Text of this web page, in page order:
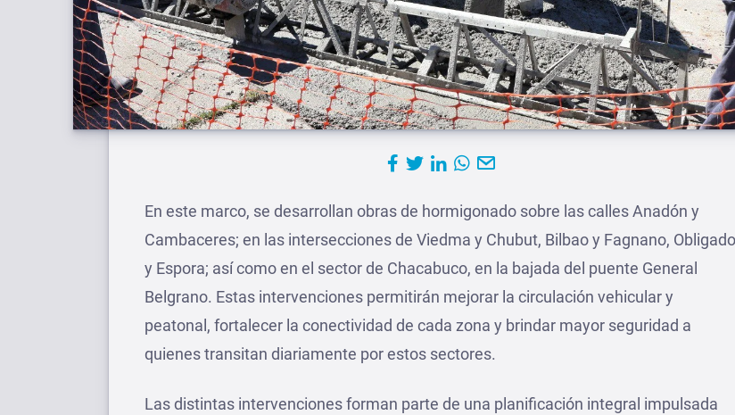
En este marco, se desarrollan obras de hormigonado sobre las calles Anadón y
Cambaceres; en las intersecciones de Viedma y Chubut, Bilbao y Fagnano, Obligado
y Espora; así como en el sector de Chacabuco, en la bajada del puente General
Belgrano. Estas intervenciones permitirán mejorar la circulación vehicular y
peatonal, fortalecer la conectividad de cada zona y brindar mayor seguridad a
quienes transitan diariamente por estos sectores.
Las distintas intervenciones forman parte de una planificación integral impulsada